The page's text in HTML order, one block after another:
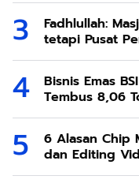
Fadhlullah:
tetapi Pusat
Bisnis Emas
Tembus 8,06
6 Alasan Chip
dan Editing